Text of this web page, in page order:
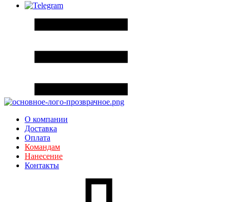
О компании
Доставка
Оплата
Командам
Нанесение
Контакты